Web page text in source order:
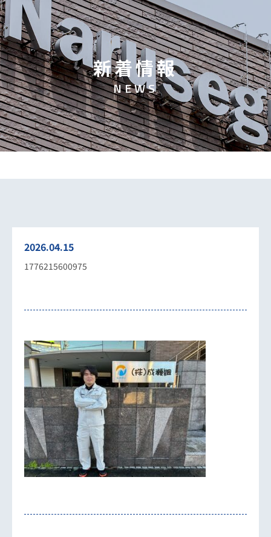
新着情報
NEWS
2026.04.15
1776215600975